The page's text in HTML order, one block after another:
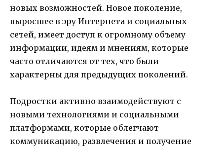
новых возможностей. Новое поколение,
выросшее в эру Интернета и социальных
сетей, имеет доступ к огромному объему
информации, идеям и мнениям, которые
часто отличаются от тех, что были
характерны для предыдущих поколений.
Подростки активно взаимодействуют с
новыми технологиями и социальными
платформами, которые облегчают
коммуникацию, развлечения и получение